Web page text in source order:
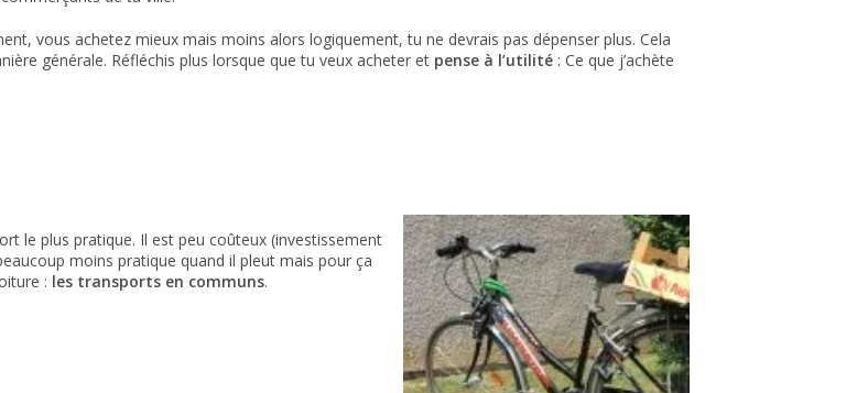
vous achetez mieux mais moins alors logiquement, tu ne devrais pas dépenser plus. Cela
générale. Réfléchis plus lorsque que tu veux acheter et pense à l’utilité : Ce que j’achète
le plus pratique. Il est peu coûteux (investissement
moins pratique quand il pleut mais pour ça
: les transports en communs.